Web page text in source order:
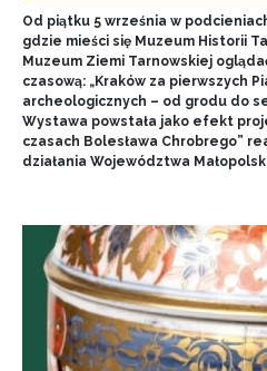
Od piątku 5 września w
gdzie mieści się Muzeum Historii
Muzeum Ziemi Tarnowskiej
czasową: „Kraków za pierwszych
archeologicznych – od grodu do
Wystawa powstała jako efekt
czasach Bolesława Chrobrego”
działania Województwa